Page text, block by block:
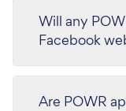
Will any
Facebook
Are POWR